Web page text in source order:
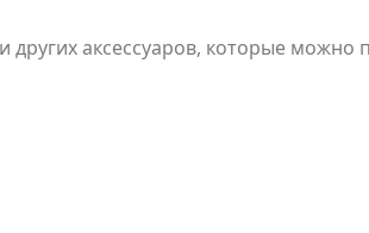
аксессуаров, которые
внимание на ограниченность